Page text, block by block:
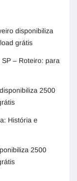
disponibiliza
grátis
– Roteiro: para
2500
História e
2500